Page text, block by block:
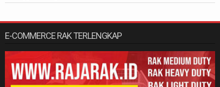
E-COMMERCE RAK TERLENGKAP